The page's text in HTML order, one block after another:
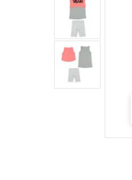
Вес (кг)
Предупреждение :